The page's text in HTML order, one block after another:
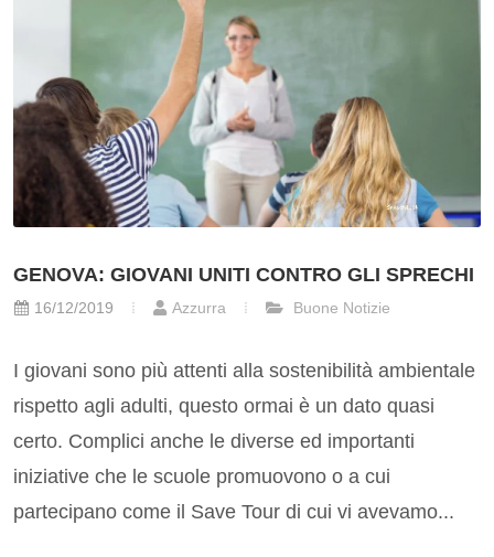
GENOVA: GIOVANI UNITI CONTRO GLI SPRECHI
16/12/2019 Azzurra Buone Notizie
I giovani sono più attenti alla sostenibilità ambientale
rispetto agli adulti, questo ormai è un dato quasi
certo. Complici anche le diverse ed importanti
iniziative che le scuole promuovono o a cui
partecipano come il Save Tour di cui vi avevamo...